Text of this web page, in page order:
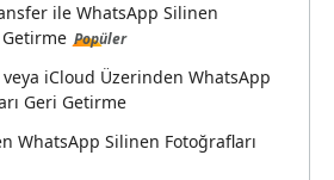
ile WhatsApp Silinen
Getirme Popüler
iCloud Üzerinden WhatsApp
Geri Getirme
WhatsApp Silinen Fotoğrafları